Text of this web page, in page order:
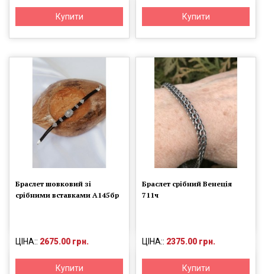
Купити Купити
Браслет шовковий зі
срібними вставками А145бр
ЦІНА:: 2675.00 грн.
Купити
Браслет срібний Венеція
711ч
ЦІНА:: 2375.00 грн.
Купити